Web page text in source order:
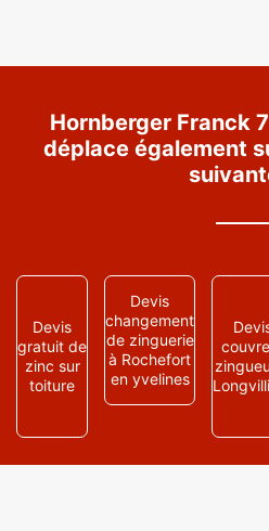
Hornberger Franck
déplace également
Devis
gratuit de
zinc sur
toiture
Devis
changement
de zinguerie
à Rochefort
en yvelines